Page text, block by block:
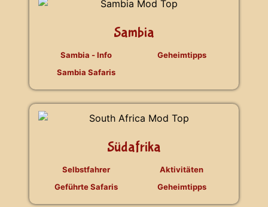
Sambia
Sambia - Info
Sambia Safaris
Geheimtipps
Südafrika
Selbstfahrer
Geführte Safaris
Aktivitäten
Geheimtipps